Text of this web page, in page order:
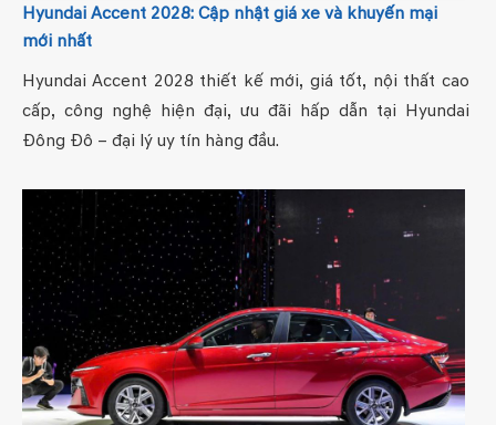
Hyundai Accent 2028: Cập nhật giá xe và khuyến mại
mới nhất
Hyundai Accent 2028 thiết kế mới, giá tốt, nội thất cao
cấp, công nghệ hiện đại, ưu đãi hấp dẫn tại Hyundai
Đông Đô – đại lý uy tín hàng đầu.